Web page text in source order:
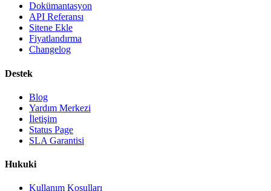
Dokümantasyon
API Referansı
Sitene Ekle
Fiyatlandırma
Changelog
Destek
Blog
Yardım Merkezi
İletişim
Status Page
SLA Garantisi
Hukuki
Kullanım Koşulları